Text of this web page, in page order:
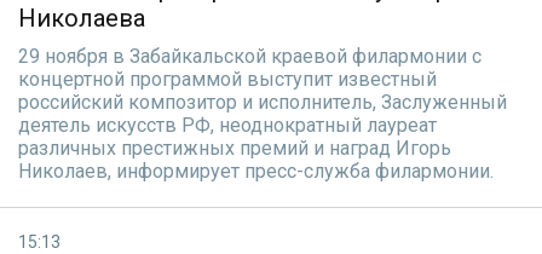
Николаева
29 ноября в Забайкальской краевой филармонии с
концертной программой выступит известный
российский композитор и исполнитель, Заслуженный
деятель искусств РФ, неоднократный лауреат
различных престижных премий и наград Игорь
Николаев, информирует пресс-служба филармонии.
15:13